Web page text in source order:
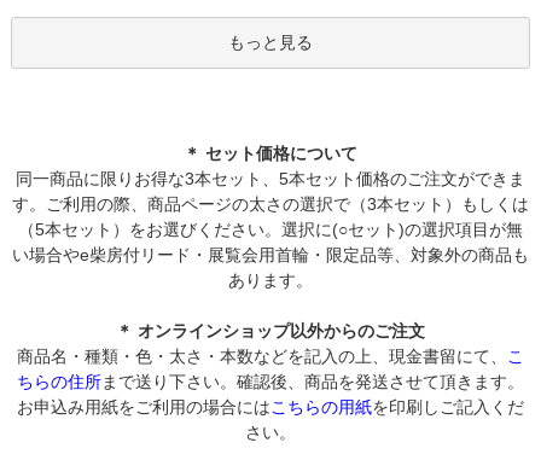
もっと見る
＊ セット価格について
同一商品に限りお得な3本セット、5本セット価格のご注文ができま
す。ご利用の際、商品ページの太さの選択で（3本セット）もしくは
（5本セット）をお選びください。選択に(○セット)の選択項目が無
い場合やe柴房付リード・展覧会用首輪・限定品等、対象外の商品も
あります。
＊ オンラインショップ以外からのご注文
商品名・種類・色・太さ・本数などを記入の上、現金書留にて、 こ
ちらの住所まで送り下さい。確認後、商品を発送させて頂きます。
お申込み用紙をご利用の場合にはこちらの用紙を印刷しご記入くだ
さい。